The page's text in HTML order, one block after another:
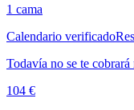
1 cama
Calendario verificado
Todavía no se te cobrará
104 €